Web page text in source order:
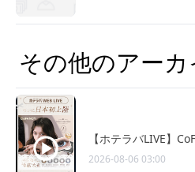
その他のアー
【ホテラバLIVE】
2026-08-06 03:00